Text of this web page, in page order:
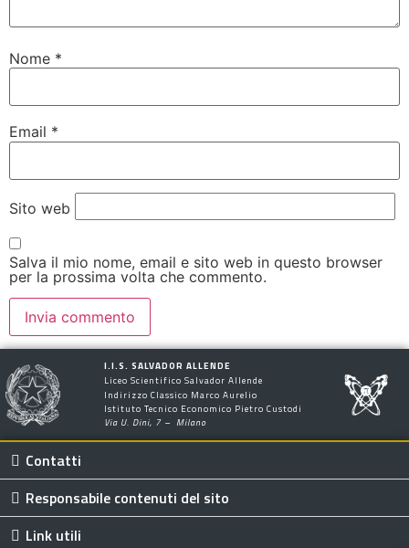
Nome *
Email *
Sito web
Salva il mio nome, email e sito web in questo browser
per la prossima volta che commento.
I.I.S. SALVADOR ALLENDE
Liceo Scientifico Salvador Allende
Indirizzo Classico Marco Aurelio
Istituto Tecnico Economico Pietro Custodi
Via U. Dini, 7 – Milano
Contatti
Responsabile contenuti del sito
Link utili